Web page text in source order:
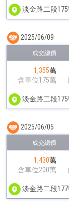
淡金路二段
1,355萬
含車位175萬
淡金路二段
2025/06/09
1,430萬
含車位200萬
淡金路二段
2025/06/05